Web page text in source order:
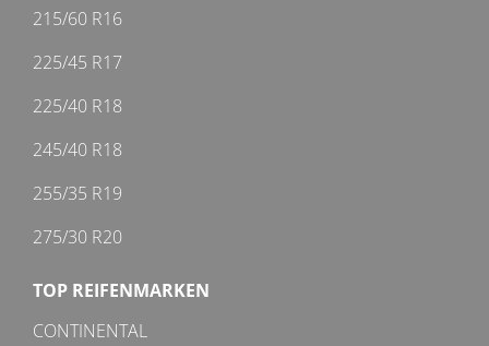
215/60 R16
225/45 R17
225/40 R18
245/40 R18
255/35 R19
275/30 R20
TOP REIFENMARKEN
CONTINENTAL